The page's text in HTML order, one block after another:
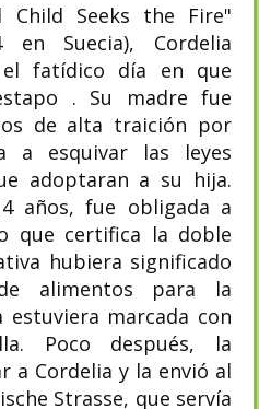
Seeks the Fire"
en Suecia), Cordelia
el fatídico día en que
. Su madre fue
de alta traición por
a esquivar las leyes
adoptaran a su hija.
años, fue obligada a
que certifica la doble
hubiera significado
alimentos para la
marcada con
Poco después, la
a Cordelia y la envió al
Strasse, que servía